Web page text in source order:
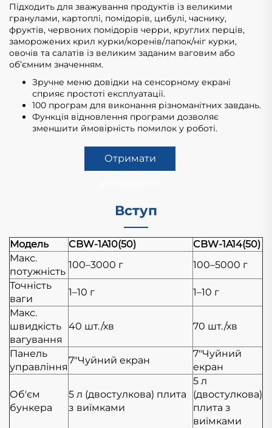
Підходить для зважування продуктів із великими
гранулами, картоплі, помідорів, цибулі, часнику,
фруктів, червоних помідорів черри, круглих перців,
заморожених крил курки/коренів/лапок/ніг курки,
овочів та салатів із великим заданим ваговим або
об’ємним значенням.
Зручне меню довідки на сенсорному екрані
сприяє простоті експлуатації.
100 програм для виконання різноманітних завдань.
Функція відновлення програми дозволяє
зменшити ймовірність помилок у роботі.
Отримати
Вступ
Модель CBW-1A10(50)
CBW-1A14(50)
Макс.
потужність
100–3000 г
100–5000 г
Точність
ваги
1–10 г
1–10 г
Макс.
швидкість
вагування
40 шт./хв 70 шт./хв
Панель
управління
7"Чуйний екран
7"Чуйний
екран
Об'єм
бункера
5 л (двостулкова) плита
з виїмками
5 л
(двостулкова)
плита з
виїмками